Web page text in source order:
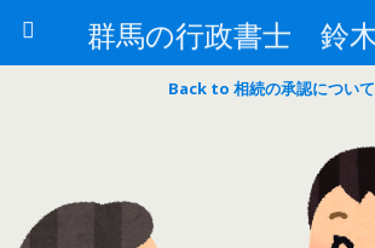
Back to 相続の承認について